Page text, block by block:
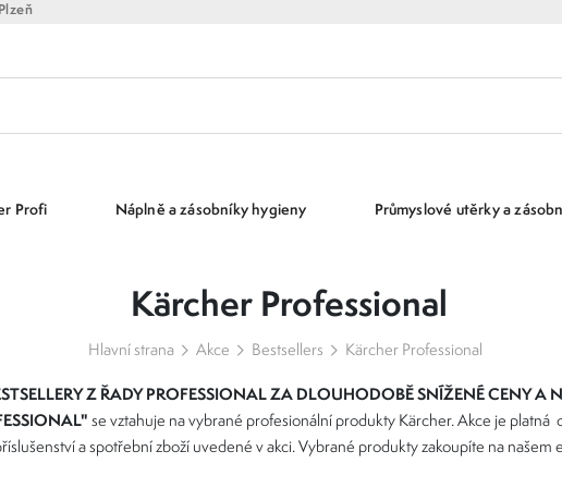
Plzeň
Profi Náplně a zásobníky hygieny Průmyslové utěrky a
Kärcher Professional
Hlavní strana Akce Bestsellers Kärcher Professional
Z ŘADY PROFESSIONAL ZA DLOUHODOBĚ SNÍŽENÉ CENY
se vztahuje na vybrané profesionální produkty Kärcher. Akce je platná
a spotřební zboží uvedené v akci. Vybrané produkty zakoupíte na